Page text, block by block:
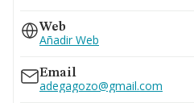
Web
Añadir Web
Email
adegagozo@gmail.com